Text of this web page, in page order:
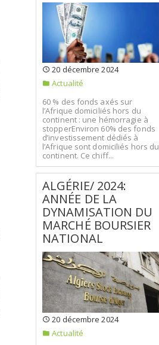
20 décembre 2024
Actualité
60 % des fonds axés sur
l’Afrique domiciliés hors du
continent : une hémorragie à
stopperEnviron 60% des fonds
d’investissement dédiés à
l’Afrique sont domiciliés hors du
continent. Ce chiff...
ALGÉRIE/ 2024:
ANNÉE DE LA
DYNAMISATION DU
MARCHÉ BOURSIER
NATIONAL
20 décembre 2024
Actualité